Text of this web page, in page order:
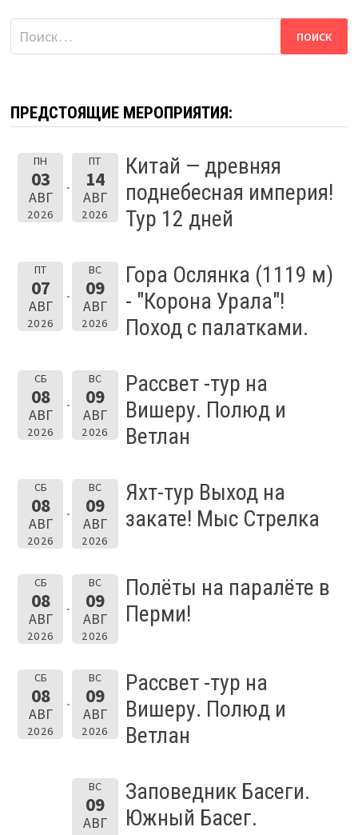
Найти:
ПРЕДСТОЯЩИЕ МЕРОПРИЯТИЯ:
ПН
03
АВГ
2026
ПТ
14
АВГ
2026
Китай — древняя
поднебесная империя!
Тур 12 дней
ПТ
07
АВГ
2026
ВС
09
АВГ
2026
Гора Ослянка (1119 м)
- "Корона Урала"!
Поход с палатками.
СБ
08
АВГ
2026
ВС
09
АВГ
2026
Рассвет -тур на
Вишеру. Полюд и
Ветлан
СБ
08
АВГ
2026
ВС
09
АВГ
2026
Яхт-тур Выход на
закате! Мыс Стрелка
СБ
08
АВГ
2026
ВС
09
АВГ
2026
Полёты на паралёте в
Перми!
СБ
08
АВГ
2026
ВС
09
АВГ
2026
Рассвет -тур на
Вишеру. Полюд и
Ветлан
ВС
09
АВГ
Заповедник Басеги.
Южный Басег.